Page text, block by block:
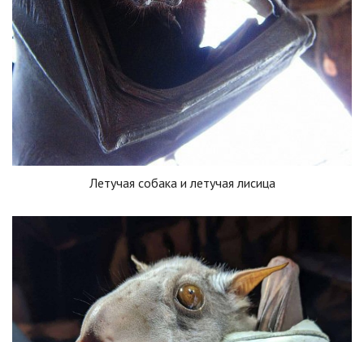
Летучая собака и летучая лисица